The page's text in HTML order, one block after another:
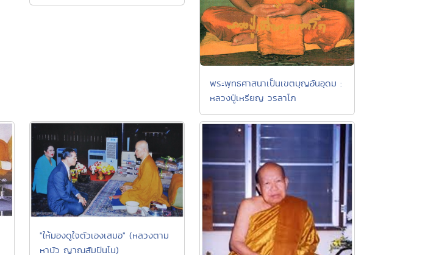
พระพุทธศาสนาเป็นเขตบุญอันอุดม :
หลวงปู่เหรียญ วรลาโภ
"ให้มองดูใจตัวเองเสมอ" (หลวงตาม
หาบัว ญาณสัมปันโน)